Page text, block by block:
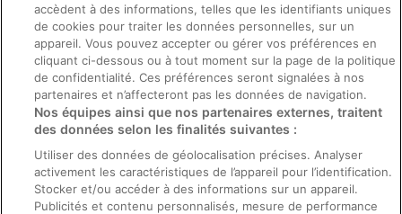
Directives de contenu et signalement de contenus
Aide
Soutien
Annuler votre réservation d’hôtel ou de propriété de vacances
Échéances de remboursement
Utiliser un coupon ebookers
accèdent à des informations, telles que les identifiants uniques
de cookies pour traiter les données personnelles, sur un
appareil. Vous pouvez accepter ou gérer vos préférences en
cliquant ci-dessous ou à tout moment sur la page de la politique
de confidentialité. Ces préférences seront signalées à nos
partenaires et n’affecteront pas les données de navigation.
Nos équipes ainsi que nos partenaires externes, traitent
des données selon les finalités suivantes :
Utiliser des données de géolocalisation précises. Analyser
activement les caractéristiques de l’appareil pour l’identification.
Stocker et/ou accéder à des informations sur un appareil.
Publicités et contenu personnalisés, mesure de performance